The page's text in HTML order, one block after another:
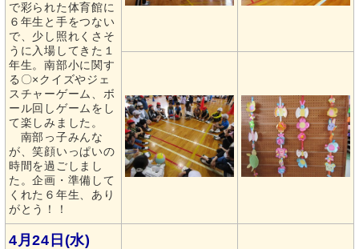
で彩られた体育館に
６年生と手をつない
で、少し照れくさそ
うに入場してきた１
年生。南部小に関す
る〇×クイズやジェ
スチャーゲーム、ボ
ール回しゲームをし
て楽しみました。
南部っ子みんな
が、笑顔いっぱいの
時間を過ごしまし
た。企画・準備して
くれた６年生、あり
がとう！！
4月24日(水)